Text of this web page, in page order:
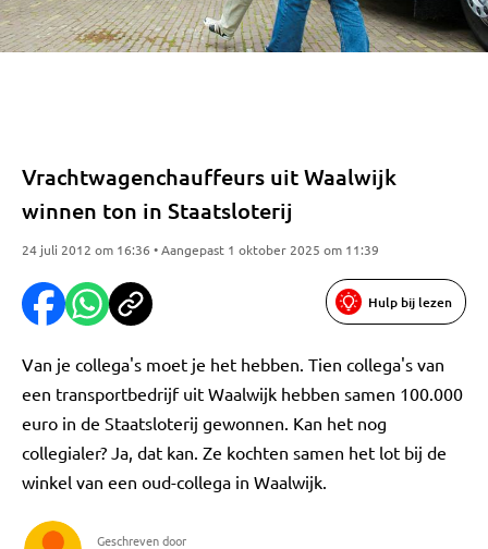
Vrachtwagenchauffeurs uit Waalwijk
winnen ton in Staatsloterij
24 juli 2012 om 16:36 • Aangepast 1 oktober 2025 om 11:39
Hulp bij lezen
Van je collega's moet je het hebben. Tien collega's van
een transportbedrijf uit Waalwijk hebben samen 100.000
euro in de Staatsloterij gewonnen. Kan het nog
collegialer? Ja, dat kan. Ze kochten samen het lot bij de
winkel van een oud-collega in Waalwijk.
Geschreven door